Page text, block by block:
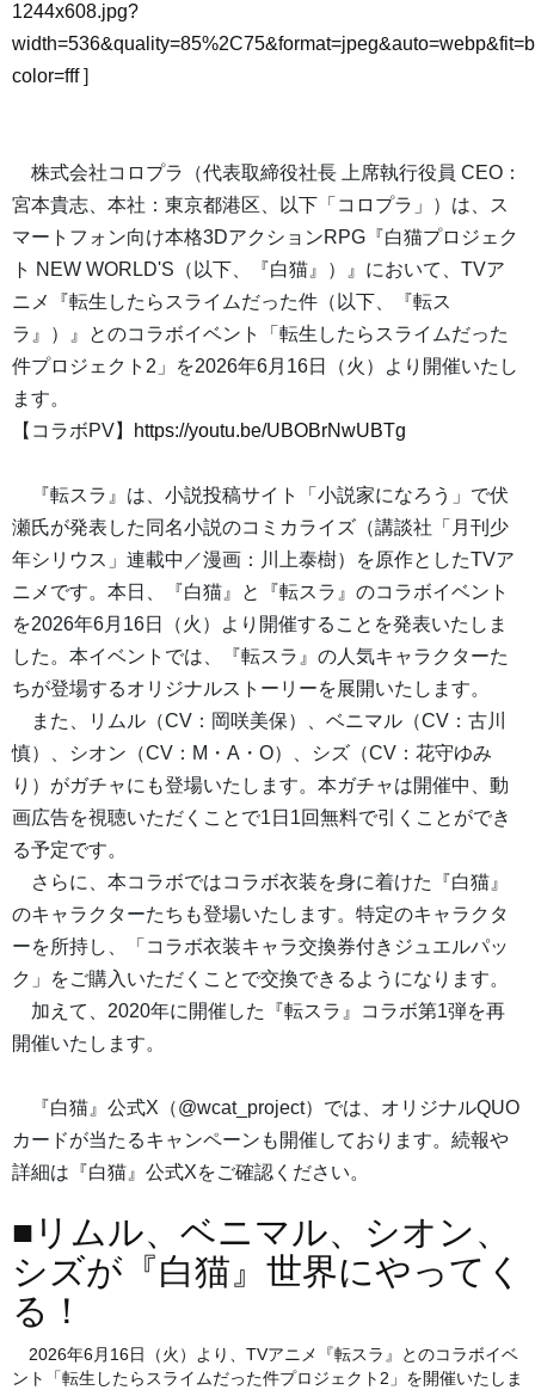
1244x608.jpg?
color=fff]
株式会社コロプラ（代表取締役社長 上席執行役員 CEO：
宮本貴志、本社：東京都港区、以下「コロプラ」）は、ス
マートフォン向け本格3DアクションRPG『白猫プロジェク
ト NEW WORLD'S（以下、『白猫』）』において、TVア
ニメ『転生したらスライムだった件（以下、『転ス
ラ』）』とのコラボイベント「転生したらスライムだった
件プロジェクト2」を2026年6月16日（火）より開催いたし
ます。
【コラボPV】
https://youtu.be/UBOBrNwUBTg
『転スラ』は、小説投稿サイト「小説家になろう」で伏
瀬氏が発表した同名小説のコミカライズ（講談社「月刊少
年シリウス」連載中／漫画：川上泰樹）を原作としたTVア
ニメです。本日、『白猫』と『転スラ』のコラボイベント
を2026年6月16日（火）より開催することを発表いたしま
した。本イベントでは、『転スラ』の人気キャラクターた
ちが登場するオリジナルストーリーを展開いたします。
また、リムル（CV：岡咲美保）、ベニマル（CV：古川
慎）、シオン（CV：M・A・O）、シズ（CV：花守ゆみ
り）がガチャにも登場いたします。本ガチャは開催中、動
画広告を視聴いただくことで1日1回無料で引くことができ
る予定です。
さらに、本コラボではコラボ衣装を身に着けた『白猫』
のキャラクターたちも登場いたします。特定のキャラクタ
ーを所持し、「コラボ衣装キャラ交換券付きジュエルパッ
ク」をご購入いただくことで交換できるようになります。
加えて、2020年に開催した『転スラ』コラボ第1弾を再
開催いたします。
『白猫』公式X（@wcat_project）では、オリジナルQUO
カードが当たるキャンペーンも開催しております。続報や
詳細は『白猫』公式Xをご確認ください。
■リムル、ベニマル、シオン、
シズが『白猫』世界にやってく
る！
2026年6月16日（火）より、TVアニメ『転スラ』とのコラボイベ
ント「転生したらスライムだった件プロジェクト2」を開催いたしま